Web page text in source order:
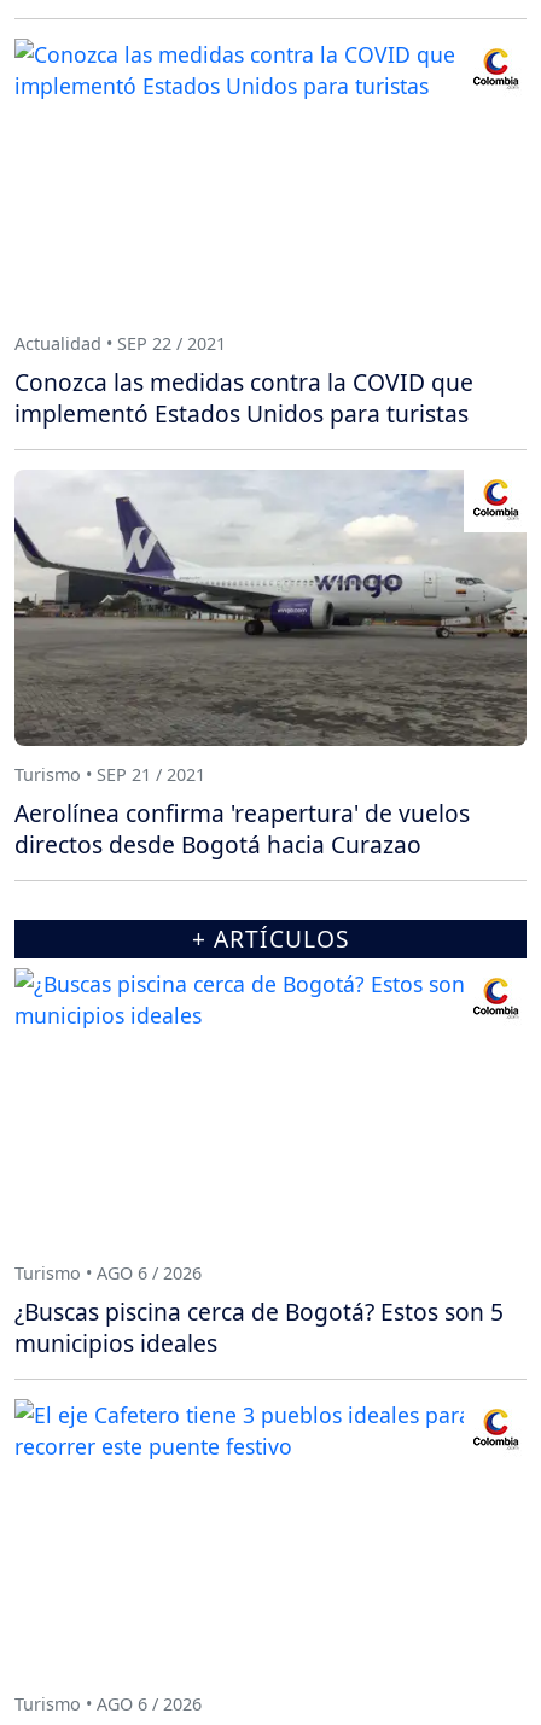
Actualidad • SEP 22 / 2021
Conozca las medidas contra la COVID que
implementó Estados Unidos para turistas
Turismo • SEP 21 / 2021
Aerolínea confirma 'reapertura' de vuelos
directos desde Bogotá hacia Curazao
+ ARTÍCULOS
Turismo • AGO 6 / 2026
¿Buscas piscina cerca de Bogotá? Estos son 5
municipios ideales
Turismo • AGO 6 / 2026